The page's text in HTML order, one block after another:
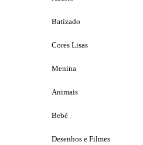
Batizado
Cores Lisas
Menina
Animais
Bebé
Desenhos e Filmes